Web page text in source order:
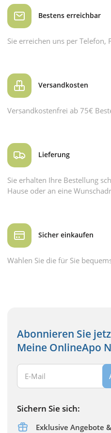
Bestens erreichbar
Sie erreichen uns per Telefon,
Versandkosten
Versandkostenfrei ab 75€
Lieferung
Sie erhalten Ihre Bestellung
Hause oder an eine
Sicher einkaufen
Wählen Sie die für Sie
Abonnieren Sie
Meine OnlineApo
Ihre E-Mail Adresse:
Sichern Sie sich:
Exklusive Angebote